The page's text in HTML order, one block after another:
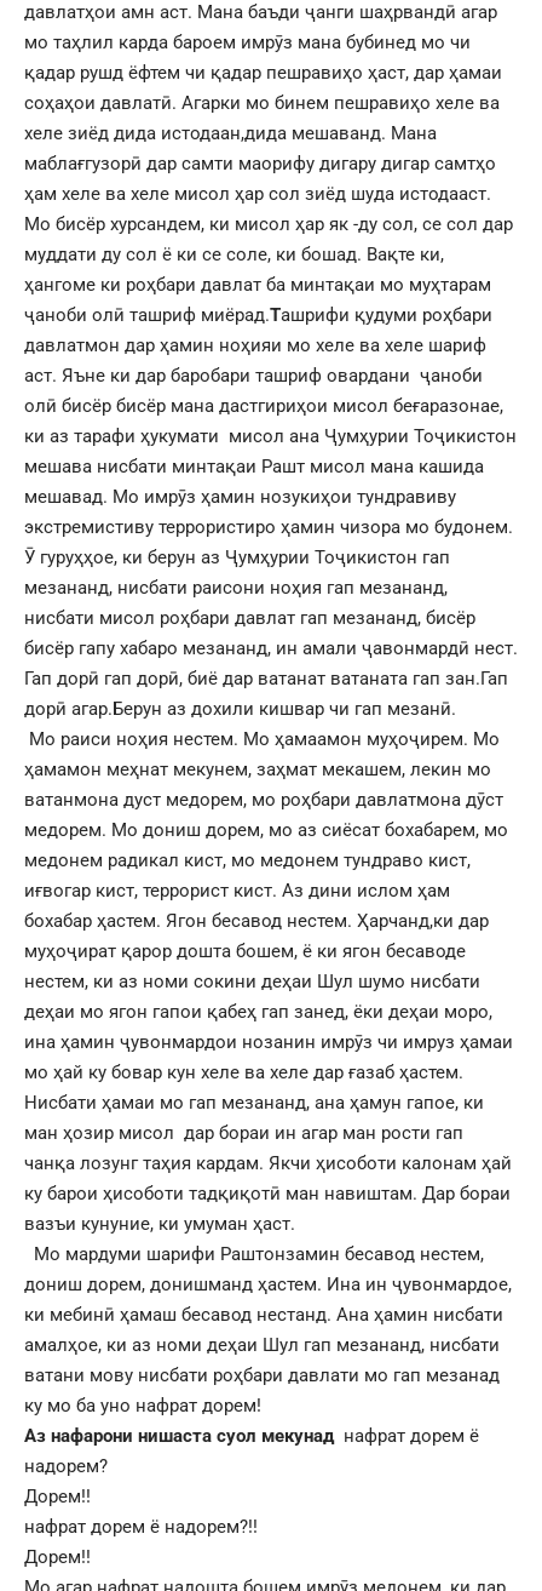
давлатҳои амн аст. Мана баъди ҷанги шаҳрвандӣ агар
мо таҳлил карда бароем имрӯз мана бубинед мо чи
қадар рушд ёфтем чи қадар пешравиҳо ҳаст, дар ҳамаи
соҳаҳои давлатӣ. Агарки мо бинем пешравиҳо хеле ва
хеле зиёд дида истодаан,дида мешаванд. Мана
маблағгузорӣ дар самти маорифу дигару дигар самтҳо
ҳам хеле ва хеле мисол ҳар сол зиёд шуда истодааст.
Мо бисёр хурсандем, ки мисол ҳар як -ду сол, се сол дар
муддати ду сол ё ки се соле, ки бошад. Вақте ки,
ҳангоме ки роҳбари давлат ба минтақаи мо муҳтарам
ҷаноби олӣ ташриф миёрад.Ташрифи қудуми роҳбари
давлатмон дар ҳамин ноҳияи мо хеле ва хеле шариф
аст. Яъне ки дар баробари ташриф овардани ҷаноби
олӣ бисёр бисёр мана дастгириҳои мисол беғаразонае,
ки аз тарафи ҳукумати мисол ана Ҷумҳурии Тоҷикистон
мешава нисбати минтақаи Рашт мисол мана кашида
мешавад. Мо имрӯз ҳамин нозукиҳои тундравиву
экстремистиву террористиро ҳамин чизора мо будонем.
Ӯ гуруҳҳое, ки берун аз Ҷумҳурии Тоҷикистон гап
мезананд, нисбати раисони ноҳия гап мезананд,
нисбати мисол роҳбари давлат гап мезананд, бисёр
бисёр гапу хабаро мезананд, ин амали ҷавонмардӣ нест.
Гап дорӣ гап дорӣ, биё дар ватанат ватаната гап зан.Гап
дорӣ агар.Берун аз дохили кишвар чи гап мезанӣ.
Мо раиси ноҳия нестем. Мо ҳамаамон муҳоҷирем. Мо
ҳамамон меҳнат мекунем, заҳмат мекашем, лекин мо
ватанмона дуст медорем, мо роҳбари давлатмона дӯст
медорем. Мо дониш дорем, мо аз сиёсат бохабарем, мо
медонем радикал кист, мо медонем тундраво кист,
иғвогар кист, террорист кист. Аз дини ислом ҳам
бохабар ҳастем. Ягон бесавод нестем. Ҳарчанд,ки дар
муҳоҷират қарор дошта бошем, ё ки ягон бесаводе
нестем, ки аз номи сокини деҳаи Шул шумо нисбати
деҳаи мо ягон гапои қабеҳ гап занед, ёки деҳаи моро,
ина ҳамин ҷувонмардои нозанин имрӯз чи имруз ҳамаи
мо ҳай ку бовар кун хеле ва хеле дар ғазаб ҳастем.
Нисбати ҳамаи мо гап мезананд, ана ҳамун гапое, ки
ман ҳозир мисол дар бораи ин агар ман рости гап
чанқа лозунг таҳия кардам. Якчи ҳисоботи калонам ҳай
ку барои ҳисоботи тадқиқотӣ ман навиштам. Дар бораи
вазъи кунуние, ки умуман ҳаст.
Мо мардуми шарифи Раштонзамин бесавод нестем,
дониш дорем, донишманд ҳастем. Ина ин ҷувонмардое,
ки мебинӣ ҳамаш бесавод нестанд. Ана ҳамин нисбати
амалҳое, ки аз номи деҳаи Шул гап мезананд, нисбати
ватани мову нисбати роҳбари давлати мо гап мезанад
ку мо ба уно нафрат дорем!
Аз нафарони нишаста суол мекунаднафрат дорем ё
надорем?
Дорем!!
нафрат дорем ё надорем?!!
Дорем!!